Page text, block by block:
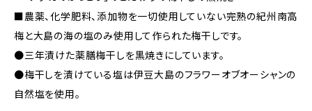
■農薬、化学肥料、添加物を一切使用していない完熟の紀州南高
梅と大島の海の塩のみ使用して作られた梅干しです。
●三年漬けた薬膳梅干しを黒焼きにしています。
●梅干しを漬けている塩は伊豆大島のフラワーオブオーシャンの
自然塩を使用。